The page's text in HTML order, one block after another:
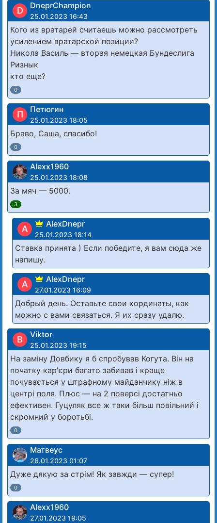
D DneprChampion
25.01.2023 16:43
Кого из вратарей считаешь можно рассмотреть
усилением вратарской позиции?
Никола Василь — вторая немецкая Бундеслига
Ризнык
кто еще?
0
П Петюгин
25.01.2023 18:05
Браво, Саша, спасибо!
0
Alexx1960
25.01.2023 18:08
За мяч — 5000.
3
A AlexDnepr
25.01.2023 18:14
Ставка принята ) Если победите, я вам сюда же
напишу.
A AlexDnepr
27.01.2023 16:09
Добрый день. Оставьте свои кординаты, как
можно с вами связаться. Я их сразу удалю.
В Viktor
25.01.2023 19:15
На заміну Довбику я б спробував Когута. Він на
початку кар'єри багато забивав і краще
почувається у штрафному майданчику ніж в
центрі поля. Плюс — на 2 поверсі достатньо
ефективен. Гуцуляк все ж таки більш повільний і
скромний у боротьбі.
0
Матвеус
26.01.2023 01:07
Дуже дякую за стрім! Як завжди — супер!
0
Alexx1960
27.01.2023 19:05